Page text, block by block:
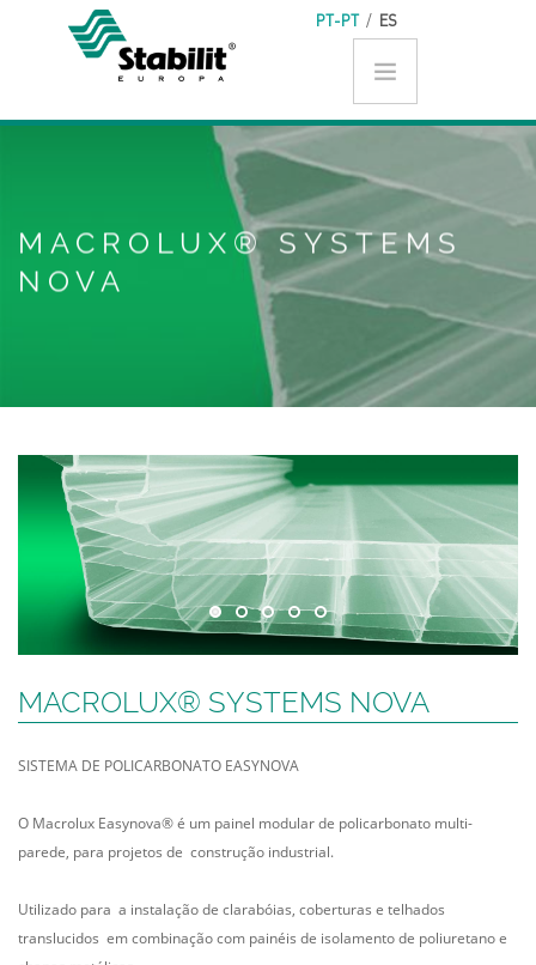
Skip to main content PT-PT / ES
MACROLUX® SYSTEMS
NOVA
MACROLUX® SYSTEMS NOVA
SISTEMA DE POLICARBONATO EASYNOVA
O Macrolux Easynova® é um painel modular de policarbonato multi-
parede, para projetos de construção industrial.
Utilizado para a instalação de clarabóias, coberturas e telhados
translucidos em combinação com painéis de isolamento de poliuretano e